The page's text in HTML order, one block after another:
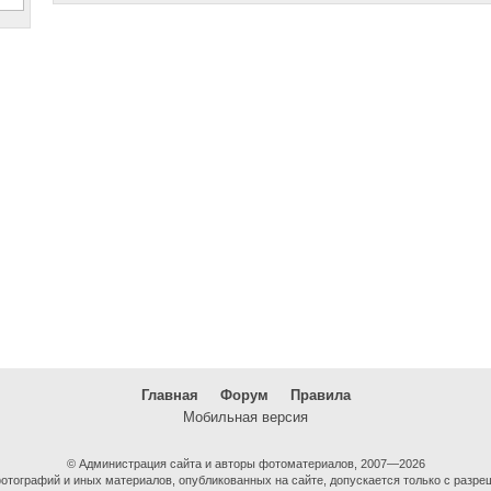
Главная Форум
Правила
Мобильная версия
© Администрация сайта и авторы фотоматериалов, 2007—2026
и иных материалов, опубликованных на сайте, допускается только с